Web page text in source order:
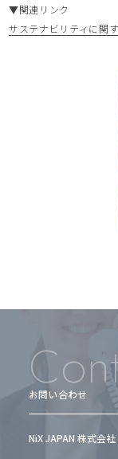
▼関連リンク
サステナビリティに関
お問い合わせ
NiX JAPAN 株式会